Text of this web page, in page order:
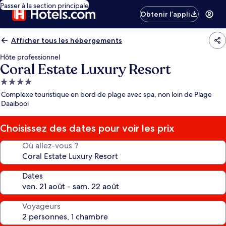
Passer à la section principale
Obtenir l’appli
Afficher tous les hébergements
Hôte professionnel
Coral Estate Luxury Resort
Hébergement
4.0 étoiles
Complexe touristique en bord de plage avec spa, non loin de Plage
Daaibooi
Choisissez des dates pour voir les prix
Où allez-vous ?
Dates
Voyageurs